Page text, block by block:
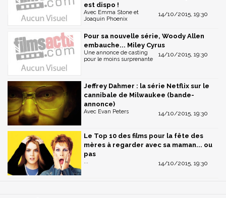
est dispo !
14/10/2015, 19:30
Avec Emma Stone et
Joaquin Phoenix
Pour sa nouvelle série, Woody Allen
embauche... Miley Cyrus
14/10/2015, 19:30
Une annonce de casting
pour le moins surprenante
Jeffrey Dahmer : la série Netflix sur le
cannibale de Milwaukee (bande-
annonce)
14/10/2015, 19:30
Avec Evan Peters
Le Top 10 des films pour la fête des
mères à regarder avec sa maman... ou
pas
14/10/2015, 19:30
...